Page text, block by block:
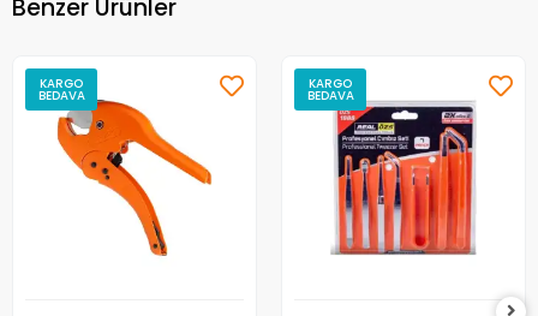
Benzer Ürünler
KARGO
BEDAVA
KARGO
BEDAVA